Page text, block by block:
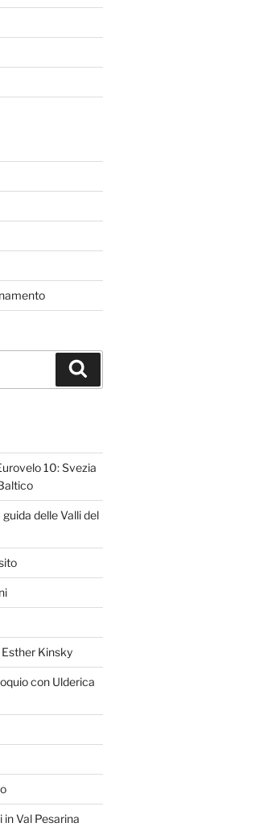
10: Svezia
delle Valli del
Kinsky
con Ulderica
in Val Pesarina